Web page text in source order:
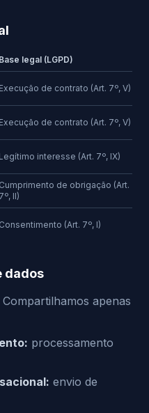
Base legal (LGPD)
Execução de contrato (Art. 7º, V)
Execução de contrato (Art. 7º, V)
Legítimo interesse (Art. 7º, IX)
Cumprimento de obrigação (Art.
7º, II)
Consentimento (Art. 7º, I)
dados
apenas
processamento
envio de